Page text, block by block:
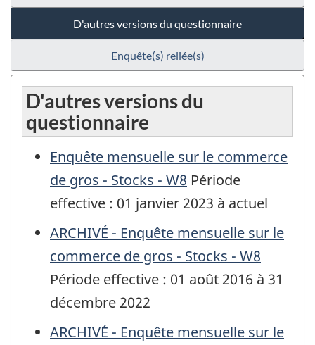
D'autres versions du questionnaire
Enquête(s) reliée(s)
D'autres versions du
questionnaire
Enquête mensuelle sur le commerce
de gros - Stocks - W8 Période
effective : 01 janvier 2023 à actuel
ARCHIVÉ - Enquête mensuelle sur le
commerce de gros - Stocks - W8
Période effective : 01 août 2016 à 31
décembre 2022
ARCHIVÉ - Enquête mensuelle sur le